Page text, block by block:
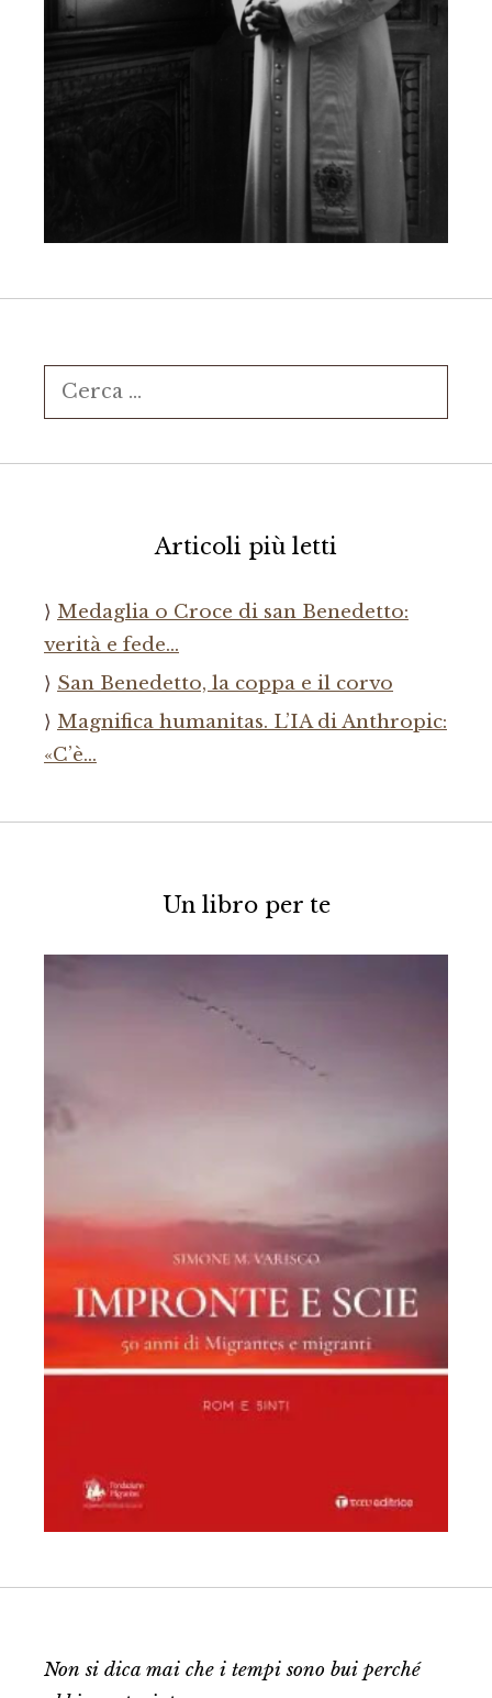
Ricerca
per:
Articoli più letti
Medaglia o Croce di san Benedetto:
verità e fede…
San Benedetto, la coppa e il corvo
Magnifica humanitas. L’IA di Anthropic:
«C’è…
Un libro per te
Non si dica mai che i tempi sono bui perché